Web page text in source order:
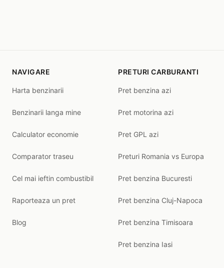
NAVIGARE
Harta benzinarii
Benzinarii langa mine
Calculator economie
Comparator traseu
Cel mai ieftin combustibil
Raporteaza un pret
Blog
PRETURI CARBURANTI
Pret benzina azi
Pret motorina azi
Pret GPL azi
Preturi Romania vs Europa
Pret benzina Bucuresti
Pret benzina Cluj-Napoca
Pret benzina Timisoara
Pret benzina Iasi